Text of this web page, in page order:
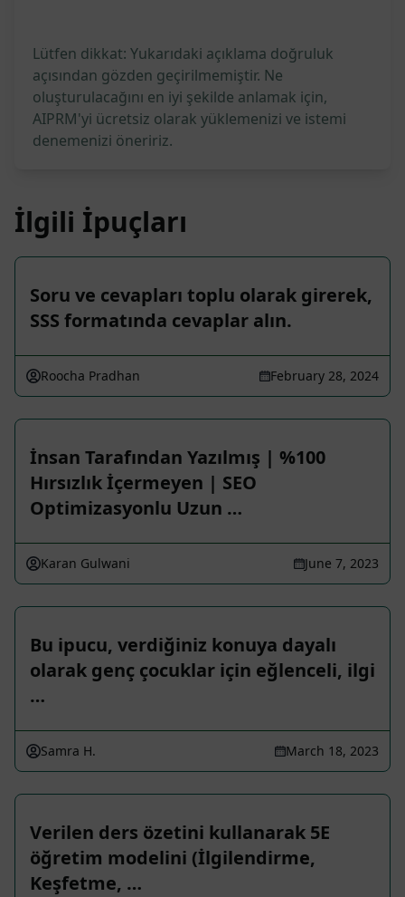
Lütfen dikkat: Yukarıdaki açıklama doğruluk
açısından gözden geçirilmemiştir. Ne
oluşturulacağını en iyi şekilde anlamak için,
AIPRM'yi ücretsiz olarak yüklemenizi ve istemi
denemenizi öneririz.
İlgili İpuçları
Soru ve cevapları toplu olarak girerek,
SSS formatında cevaplar alın.
Roocha Pradhan February 28, 2024
İnsan Tarafından Yazılmış | %100
Hırsızlık İçermeyen | SEO
Optimizasyonlu Uzun …
Karan Gulwani June 7, 2023
Bu ipucu, verdiğiniz konuya dayalı
olarak genç çocuklar için eğlenceli, ilgi
…
Samra H. March 18, 2023
Verilen ders özetini kullanarak 5E
öğretim modelini (İlgilendirme,
Keşfetme, …